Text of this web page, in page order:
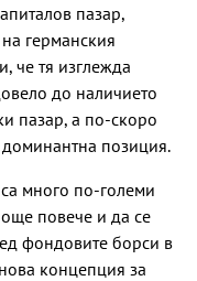
пазар,
германския
че тя изглежда
до наличието
пазар, а по-скоро
позиция.
много по-големи
повече и да се
фондовите борси в
концепция за